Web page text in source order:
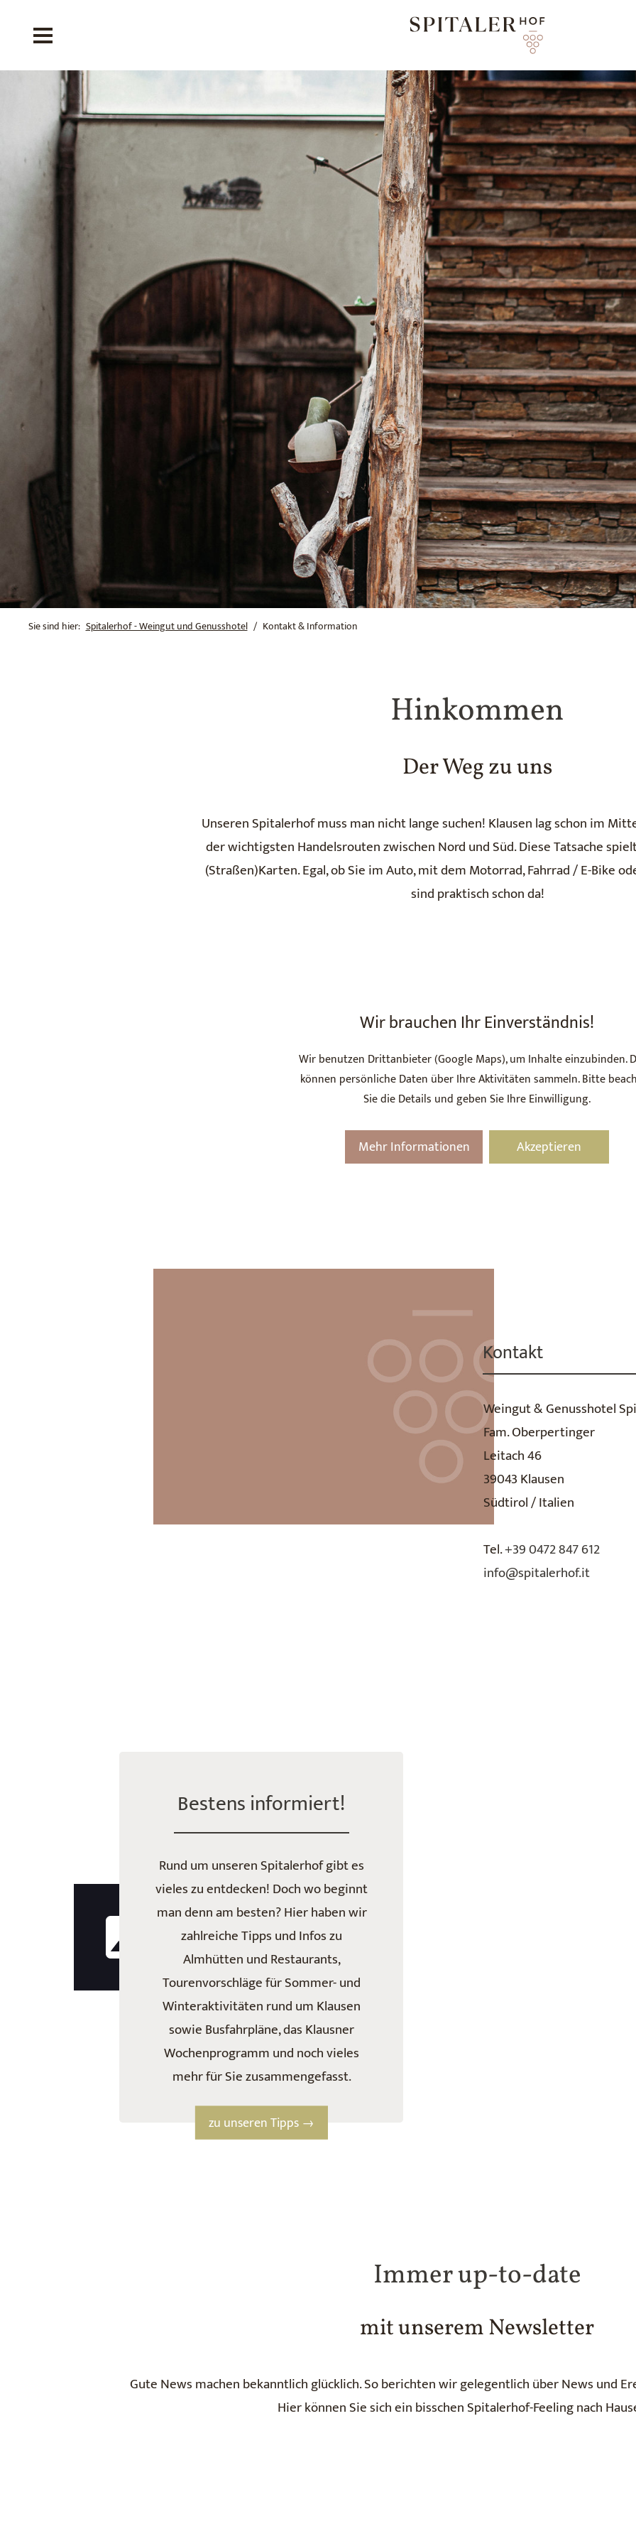
Sie sind hier: Spitalerhof - Weingut und Genusshotel Kontakt & Information
Hinkommen
Der Weg zu uns
Unseren Spitalerhof muss man nicht lange suchen! Klausen lag schon im
der wichtigsten Handelsrouten zwischen Nord und Süd. Diese Tatsache
(Straßen)Karten. Egal, ob Sie im Auto, mit dem Motorrad, Fahrrad / E-Bike
sind praktisch schon da!
Wir brauchen Ihr Einverständnis!
Wir benutzen Drittanbieter (Google Maps), um Inhalte einzubinden.
können persönliche Daten über Ihre Aktivitäten sammeln. Bitte
Sie die Details und geben Sie Ihre Einwilligung.
Mehr Informationen Akzeptieren
Kontakt
Weingut & Genusshotel
Fam. Oberpertinger
Leitach 46
39043 Klausen
Südtirol / Italien
Tel.+39 0472 847 612
info@spitalerhof.it
Bestens informiert!
Rund um unseren Spitalerhof gibt es
vieles zu entdecken! Doch wo beginnt
man denn am besten? Hier haben wir
zahlreiche Tipps und Infos zu
Almhütten und Restaurants,
Tourenvorschläge für Sommer- und
Winteraktivitäten rund um Klausen
sowie Busfahrpläne, das Klausner
Wochenprogramm und noch vieles
mehr für Sie zusammengefasst.
zu unseren Tipps →
Immer up-to-date
mit unserem Newsletter
Gute News machen bekanntlich glücklich. So berichten wir gelegentlich über News und
Hier können Sie sich ein bisschen Spitalerhof-Feeling nach